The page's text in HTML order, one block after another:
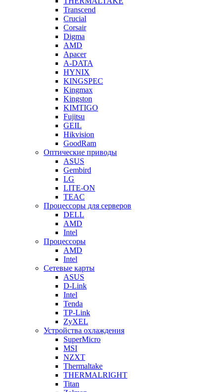
Transcend
Crucial
Corsair
Digma
AMD
Apacer
A-DATA
HYNIX
KINGSPEC
Kingmax
Kingston
KIMTIGO
Fujitsu
GEIL
Hikvision
GoodRam
Оптические приводы
ASUS
Gembird
LG
LITE-ON
TEAC
Процессоры для серверов
DELL
AMD
Intel
Процессоры
AMD
Intel
Сетевые карты
ASUS
D-Link
Intel
Tenda
TP-Link
ZyXEL
Устройства охлаждения
SuperMicro
MSI
NZXT
Thermaltake
THERMALRIGHT
Titan